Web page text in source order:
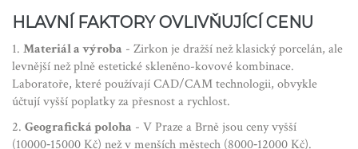
HLAVNÍ FAKTORY OVLIVŇUJÍCÍ CENU
1. Materiál a výroba - Zirkon je dražší než klasický porcelán, ale
levnější než plně estetické skleněno-kovové kombinace.
Laboratoře, které používají CAD/CAM technologii, obvykle
účtují vyšší poplatky za přesnost a rychlost.
2. Geografická poloha - V Praze a Brně jsou ceny vyšší
(10000‑15000 Kč) než v menších městech (8000‑12000 Kč).